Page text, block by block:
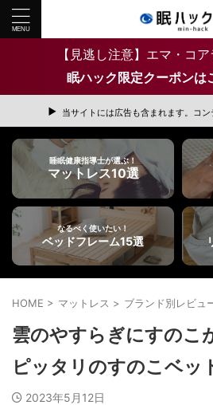
【見逃し注意】エマ・コ
眠ハック限定クーポンは
当サイトには広告も含まれます。コ
睡眠健康指導士が選ぶ！
マットレス10選
なるべく使いたい！
ベッドフレーム15選
HOME > マットレス > ブランド別レビュ
雲のやすらぎにすのこ
ピッタリのすのこベッ
2023年5月12日